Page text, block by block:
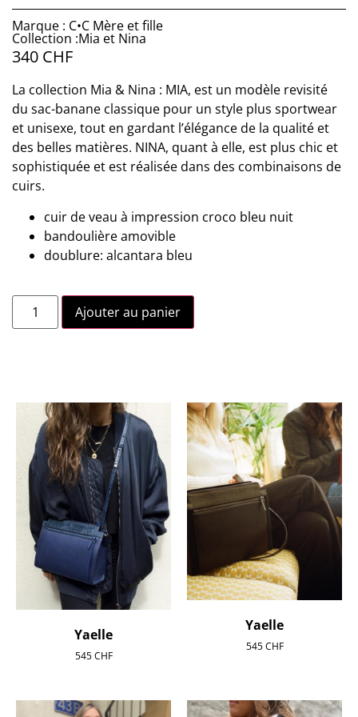
Marque : C•C Mère et fille
Collection :Mia et Nina
340 CHF
La collection Mia & Nina : MIA, est un modèle revisité
du sac-banane classique pour un style plus sportwear
et unisexe, tout en gardant l’élégance de la qualité et
des belles matières. NINA, quant à elle, est plus chic et
sophistiquée et est réalisée dans des combinaisons de
cuirs.
cuir de veau à impression croco bleu nuit
bandoulière amovible
doublure: alcantara bleu
Ajouter au panier
Yaelle
545CHF
Yaelle
545CHF